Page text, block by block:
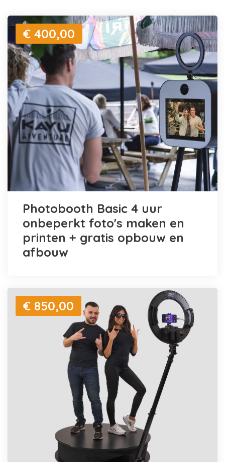
€ 400,00
Photobooth Basic 4 uur
onbeperkt foto's maken en
printen + gratis opbouw en
afbouw
€ 850,00